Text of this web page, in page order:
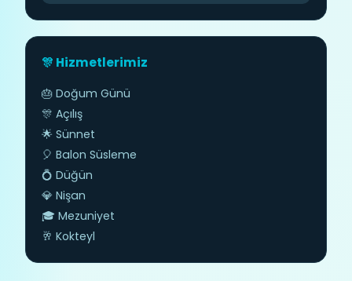
🎊 Hizmetlerimiz
🎂 Doğum Günü
🎊 Açılış
🌟 Sünnet
🎈 Balon Süsleme
💍 Düğün
💎 Nişan
🎓 Mezuniyet
🥂 Kokteyl